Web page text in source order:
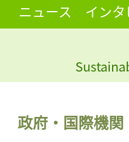
ニュース イン
政府・国際機関